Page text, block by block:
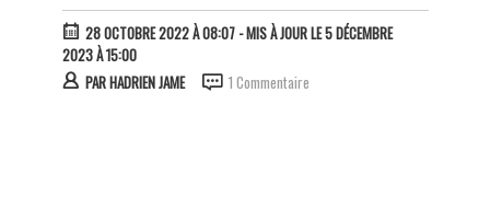
28 OCTOBRE 2022 À 08:07- MIS À JOUR LE 5 DÉCEMBRE
2023 À 15:00
PARHADRIEN JAME 1 Commentaire